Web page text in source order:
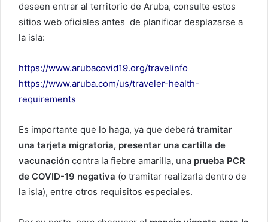
deseen entrar al territorio de Aruba, consulte estos
sitios web oficiales antes de planificar desplazarse a
la isla:
https://www.arubacovid19.org/travelinfo
https://www.aruba.com/us/traveler-health-
requirements
Es importante que lo haga, ya que deberá tramitar
una tarjeta migratoria, presentar una cartilla de
vacunación contra la fiebre amarilla, una prueba PCR
de COVID-19 negativa (o tramitar realizarla dentro de
la isla), entre otros requisitos especiales.